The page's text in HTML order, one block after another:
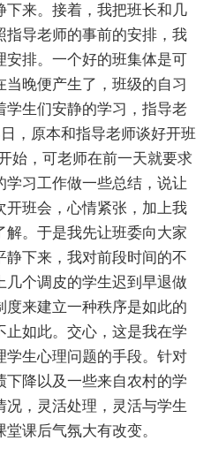
下来。接着，我把班长和几
指导老师的事前的安排，我
安排。一个好的班集体是可
晚便产生了，班级的自习
学生们安静的学习，指导老
，原本和指导老师谈好开班
始，可老师在前一天就要求
习工作做一些总结，说让
开班会，心情紧张，加上我
。于是我先让班委向大家
下来，我对前段时间的不
几个调皮的学生迟到早退做
度来建立一种秩序是如此的
如此。交心，这是我在学
学生心理问题的手段。针对
降以及一些来自农村的学
，灵活处理，灵活与学生
课后气氛大有改变。